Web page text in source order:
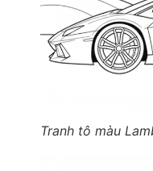
Tranh tô màu